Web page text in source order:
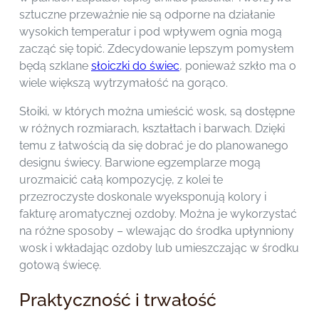
sztuczne przeważnie nie są odporne na działanie
wysokich temperatur i pod wpływem ognia mogą
zacząć się topić. Zdecydowanie lepszym pomysłem
będą szklane słoiczki do świec, ponieważ szkło ma o
wiele większą wytrzymałość na gorąco.
Słoiki, w których można umieścić wosk, są dostępne
w różnych rozmiarach, kształtach i barwach. Dzięki
temu z łatwością da się dobrać je do planowanego
designu świecy. Barwione egzemplarze mogą
urozmaicić całą kompozycję, z kolei te
przezroczyste doskonale wyeksponują kolory i
fakturę aromatycznej ozdoby. Można je wykorzystać
na różne sposoby – wlewając do środka upłynniony
wosk i wkładając ozdoby lub umieszczając w środku
gotową świecę.
Praktyczność i trwałość